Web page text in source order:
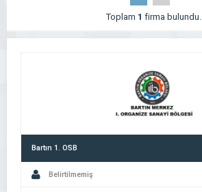
Toplam 1 firma bulundu.
Bartın 1. OSB
Belirtilmemiş